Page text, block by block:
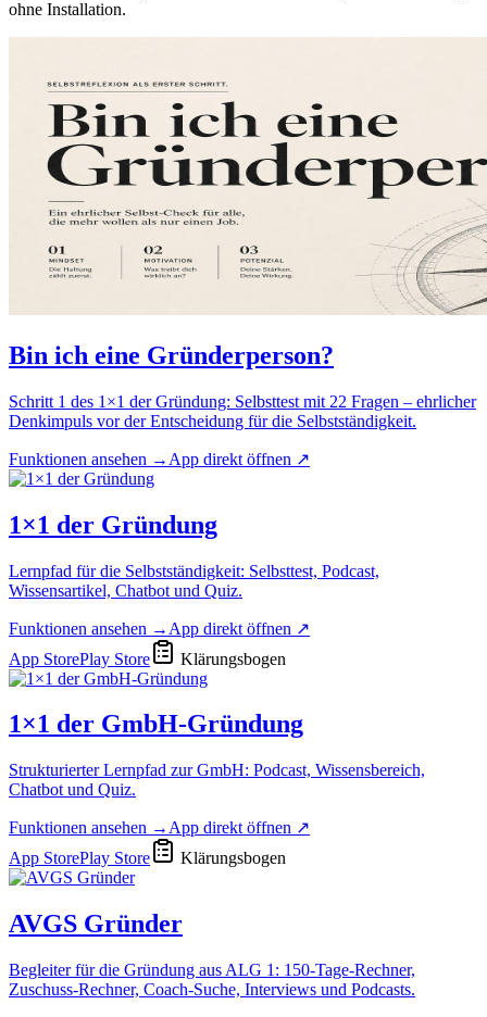
ohne Installation.
Bin ich eine Gründerperson?
Schritt 1 des 1×1 der Gründung: Selbsttest mit 22 Fragen – ehrlicher
Denkimpuls vor der Entscheidung für die Selbstständigkeit.
Funktionen ansehen → App direkt öffnen ↗
1×1 der Gründung
Lernpfad für die Selbstständigkeit: Selbsttest, Podcast,
Wissensartikel, Chatbot und Quiz.
Funktionen ansehen → App direkt öffnen ↗
App StorePlay Store Klärungsbogen
1×1 der GmbH-Gründung
Strukturierter Lernpfad zur GmbH: Podcast, Wissensbereich,
Chatbot und Quiz.
Funktionen ansehen → App direkt öffnen ↗
App StorePlay Store Klärungsbogen
AVGS Gründer
Begleiter für die Gründung aus ALG 1: 150-Tage-Rechner,
Zuschuss-Rechner, Coach-Suche, Interviews und Podcasts.